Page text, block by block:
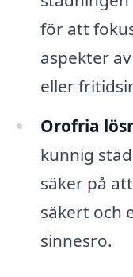
för att
aspekter
eller
Orofria
kunnig
säker på
säkert och
sinnesro.